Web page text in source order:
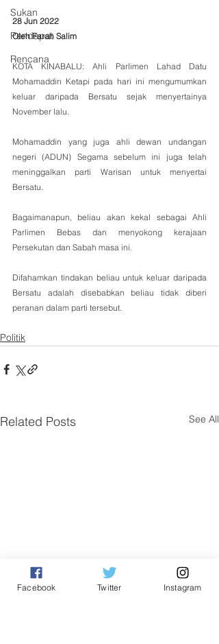
Sukan
Pendapat
Rencana
28 Jun 2022
Oleh Farah Salim
KOTA KINABALU: Ahli Parlimen Lahad Datu
Mohamaddin Ketapi pada hari ini mengumumkan
keluar daripada Bersatu sejak menyertainya
November lalu.
Mohamaddin yang juga ahli dewan undangan
negeri (ADUN) Segama sebelum ini juga telah
meninggalkan parti Warisan untuk menyertai
Bersatu.
Bagaimanapun, beliau akan kekal sebagai Ahli
Parlimen Bebas dan menyokong kerajaan
Persekutan dan Sabah masa ini.
Difahamkan tindakan beliau untuk keluar daripada
Bersatu adalah disebabkan beliau tidak diberi
peranan dalam parti tersebut.
Politik
Related Posts See All
Facebook Twitter Instagram